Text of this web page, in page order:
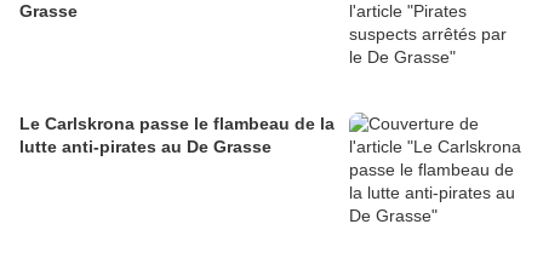
Grasse
Le Carlskrona passe le flambeau de la
lutte anti-pirates au De Grasse